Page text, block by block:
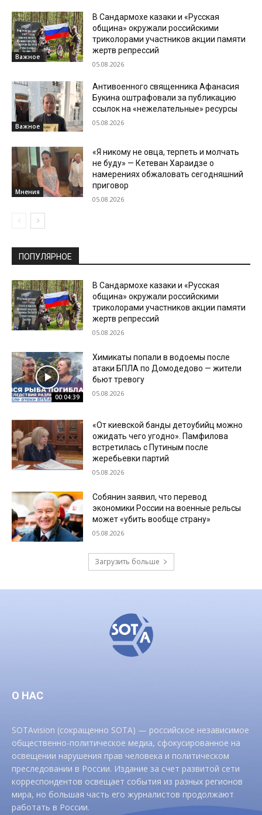
Важное
В Сандармохе казаки и «Русская
община» окружали российскими
триколорами участников акции памяти
жертв репрессий
05.08.2026
Важное
Антивоенного священника Афанасия
Букина оштрафовали за публикацию
ссылок на «нежелательные» ресурсы
05.08.2026
Мнения
«Я никому не овца, терпеть и молчать
не буду» — Кетеван Хараидзе о
намерениях обжаловать сегодняшний
приговор
05.08.2026
ПОПУЛЯРНОЕ
В Сандармохе казаки и «Русская
община» окружали российскими
триколорами участников акции памяти
жертв репрессий
05.08.2026
00:04:39
Химикаты попали в водоемы после
атаки БПЛА по Домодедово — жители
бьют тревогу
05.08.2026
«От киевской банды детоубийц можно
ожидать чего угодно». Памфилова
встретилась с Путиным после
жеребьевки партий
05.08.2026
Собянин заявил, что перевод
экономики России на военные рельсы
может «убить вообще страну»
05.08.2026
Загрузить больше
О НАС
SOTAvision (сокращенно SOTA) — российское независимое
общественно-политическое медиа, сфокусированное на
освещении нарушения прав человека и политическом
преследовании в России. Издание за счет развитой сети
корреспондентов освещает события из разных регионов
мира, но большая часть его журналистов продолжают
работать в России.